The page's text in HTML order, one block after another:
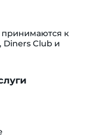
к
Diners Club и